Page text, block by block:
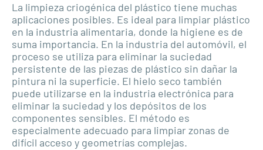
La limpieza criogénica del plástico tiene muchas
aplicaciones posibles. Es ideal para limpiar plástico
en la industria alimentaria, donde la higiene es de
suma importancia. En la industria del automóvil, el
proceso se utiliza para eliminar la suciedad
persistente de las piezas de plástico sin dañar la
pintura ni la superficie. El hielo seco también
puede utilizarse en la industria electrónica para
eliminar la suciedad y los depósitos de los
componentes sensibles. El método es
especialmente adecuado para limpiar zonas de
difícil acceso y geometrías complejas.